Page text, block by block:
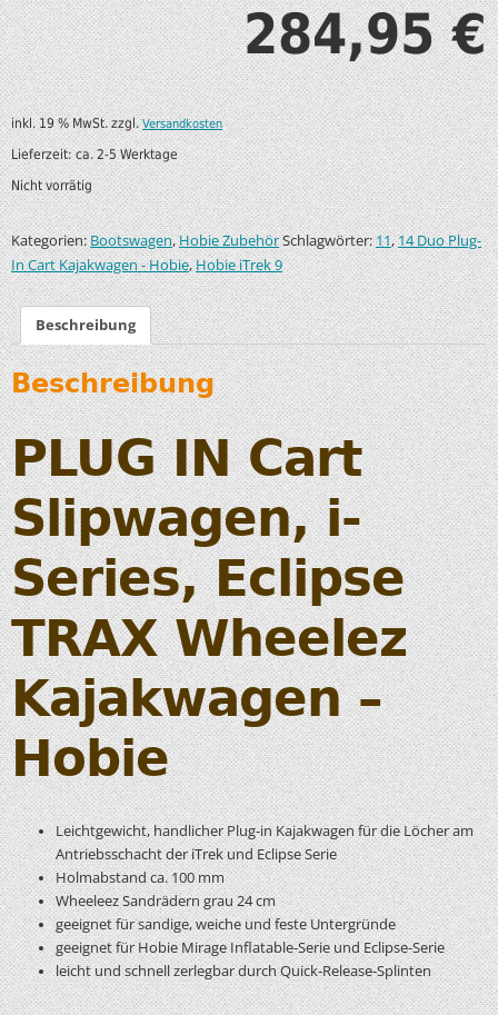
284,95€
inkl. 19 % MwSt. zzgl.Versandkosten
Lieferzeit:ca. 2-5 Werktage
Nicht vorrätig
Kategorien:Bootswagen,Hobie ZubehörSchlagwörter:11,14 Duo Plug-
In Cart Kajakwagen - Hobie,Hobie iTrek 9
Beschreibung
Beschreibung
PLUG IN Cart
Slipwagen, i-
Series, Eclipse
TRAX Wheelez
Kajakwagen –
Hobie
Leichtgewicht, handlicher Plug-in Kajakwagen für die Löcher am
Antriebsschacht der iTrek und Eclipse Serie
Holmabstand ca. 100 mm
Wheeleez Sandrädern grau 24 cm
geeignet für sandige, weiche und feste Untergründe
geeignet für Hobie Mirage Inflatable-Serie und Eclipse-Serie
leicht und schnell zerlegbar durch Quick-Release-Splinten